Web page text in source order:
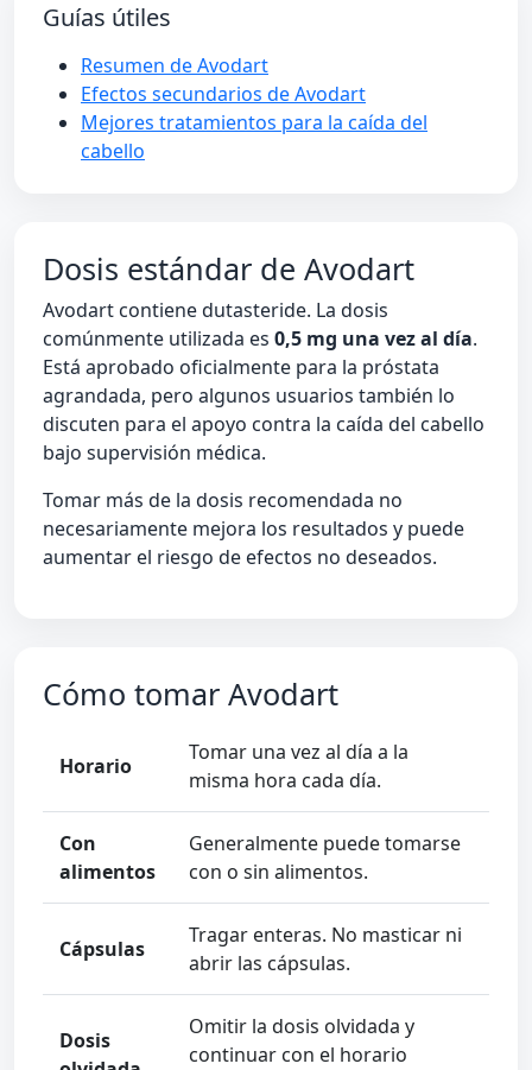
Guías útiles
Resumen de Avodart
Efectos secundarios de Avodart
Mejores tratamientos para la caída del
cabello
Dosis estándar de Avodart
Avodart contiene dutasteride. La dosis
comúnmente utilizada es 0,5 mg una vez al día.
Está aprobado oficialmente para la próstata
agrandada, pero algunos usuarios también lo
discuten para el apoyo contra la caída del cabello
bajo supervisión médica.
Tomar más de la dosis recomendada no
necesariamente mejora los resultados y puede
aumentar el riesgo de efectos no deseados.
Cómo tomar Avodart
Horario
Tomar una vez al día a la
misma hora cada día.
Con
alimentos
Generalmente puede tomarse
con o sin alimentos.
Cápsulas
Tragar enteras. No masticar ni
abrir las cápsulas.
Dosis
Omitir la dosis olvidada y
continuar con el horario